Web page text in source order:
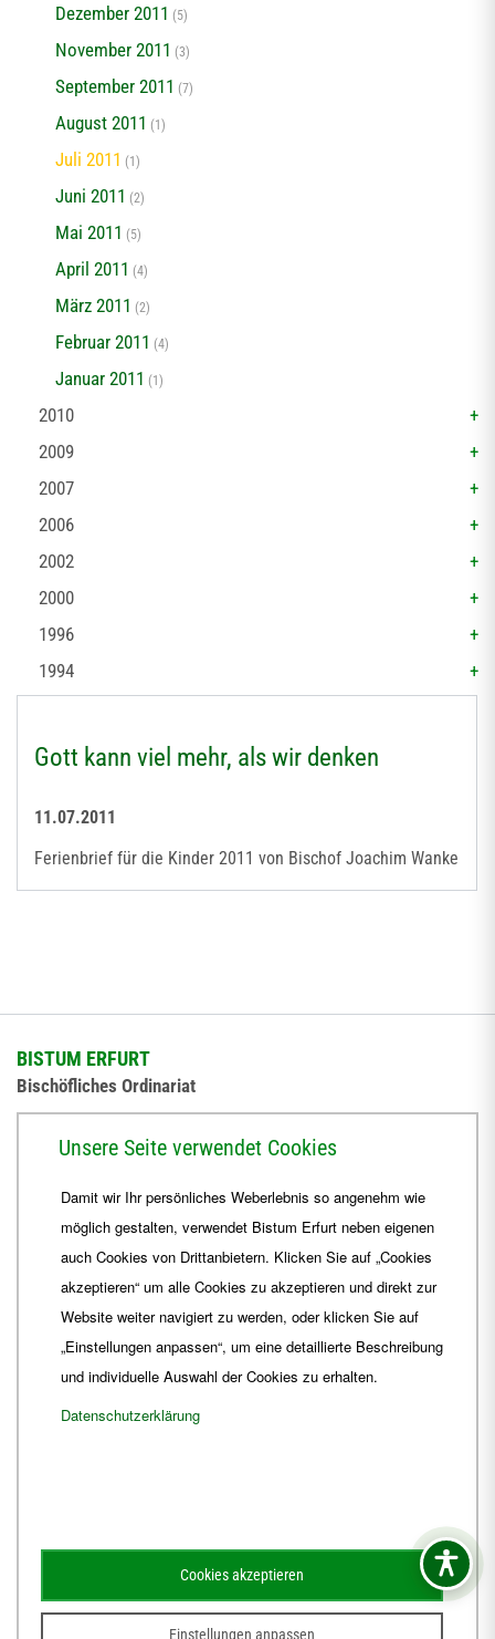
Dezember 2011 (5)
November 2011 (3)
September 2011 (7)
August 2011 (1)
Juli 2011 (1)
Juni 2011 (2)
Mai 2011 (5)
April 2011 (4)
März 2011 (2)
Februar 2011 (4)
Januar 2011 (1)
2010
2009
2007
2006
2002
2000
1996
1994
Gott kann viel mehr, als wir denken
11.07.2011
Ferienbrief für die Kinder 2011 von Bischof Joachim Wanke
BISTUM ERFURT
Bischöfliches Ordinariat
+49 361 6572-444
ordinariat Bistum-Erfurt.de
Schematismus Amtsblatt
Unsere Seite verwendet Cookies
Damit wir Ihr persönliches Weberlebnis so angenehm wie
möglich gestalten, verwendet Bistum Erfurt neben eigenen
auch Cookies von Drittanbietern. Klicken Sie auf „Cookies
akzeptieren“ um alle Cookies zu akzeptieren und direkt zur
Website weiter navigiert zu werden, oder klicken Sie auf
„Einstellungen anpassen“, um eine detaillierte Beschreibung
und individuelle Auswahl der Cookies zu erhalten.
Datenschutzerklärung
Einstellungen anpassen
Cookies akzeptieren